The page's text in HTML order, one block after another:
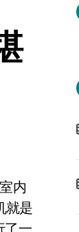
就是
了一